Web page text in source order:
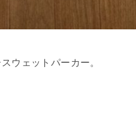
ウェットパーカー。